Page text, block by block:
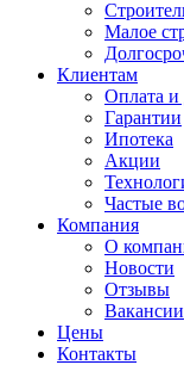
Малое
Клиентам
Оплата и
Гарантии
Ипотека
Акции
Частые
Компания
О
Новости
Отзывы
Вакансии
Цены
Контакты